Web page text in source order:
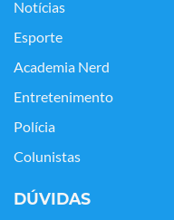
Notícias
Esporte
Academia Nerd
Entretenimento
Polícia
Colunistas
DÚVIDAS